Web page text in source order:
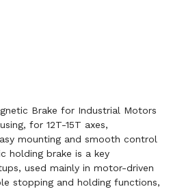
Brake for Industrial Motors
for 12T-15T axes,
mounting and smooth control
holding brake is a key
used mainly in motor-driven
stopping and holding functions,